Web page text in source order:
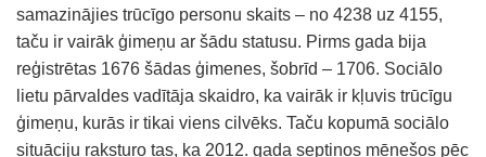
samazinājies trūcīgo personu skaits – no 4238 uz 4155,
taču ir vairāk ģimeņu ar šādu statusu. Pirms gada bija
reģistrētas 1676 šādas ģimenes, šobrīd – 1706. Sociālo
lietu pārvaldes vadītāja skaidro, ka vairāk ir kļuvis trūcīgu
ģimeņu, kurās ir tikai viens cilvēks. Taču kopumā sociālo
situāciju raksturo tas, ka 2012. gada septiņos mēnešos pēc